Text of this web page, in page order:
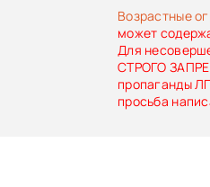
Уизерспун
штучка»).
зрители.
Возрастные
может
Для
СТРОГО
пропаганды
просьба